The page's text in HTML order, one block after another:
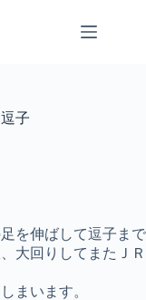
逗子
を伸ばして逗子まで
大回りしてまたＪＲ
まいます。